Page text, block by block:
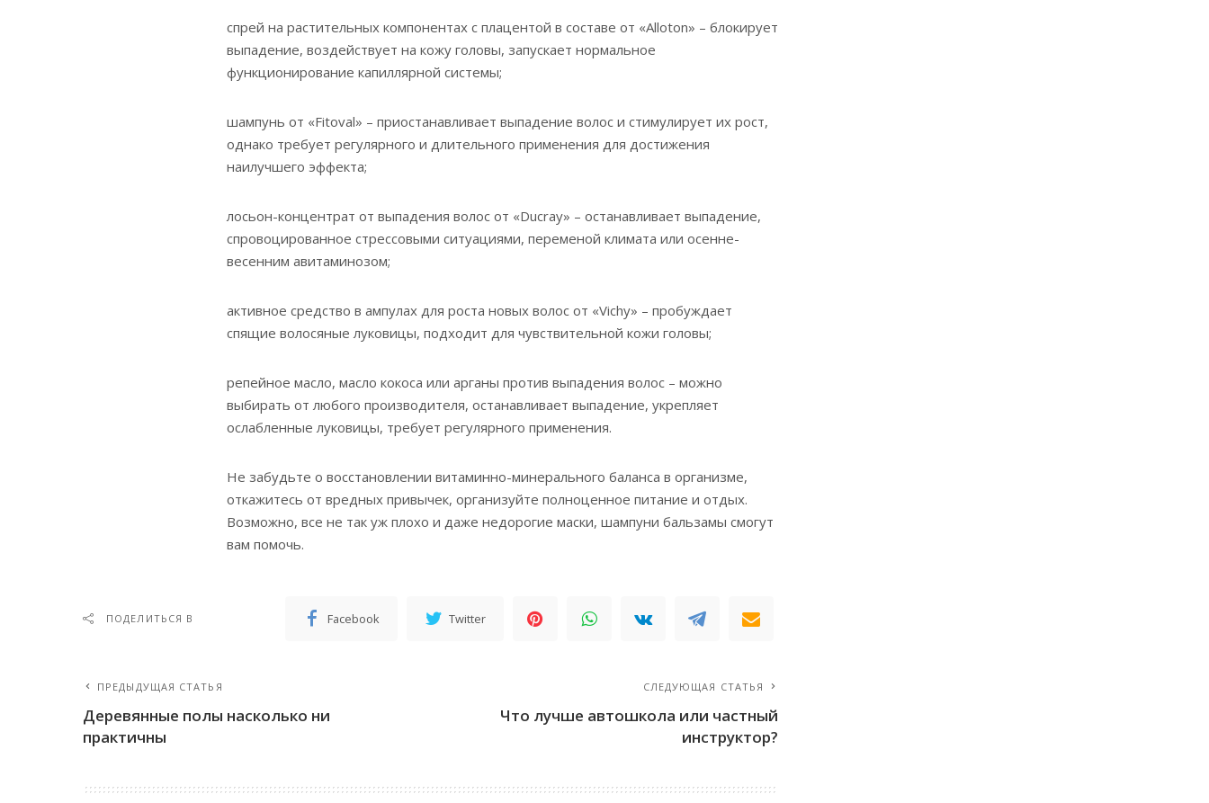
спрей на растительных компонентах с плацентой в составе от «Alloton» – блокирует
выпадение, воздействует на кожу головы, запускает нормальное
функционирование капиллярной системы;
шампунь от «Fitoval» – приостанавливает выпадение волос и стимулирует их рост,
однако требует регулярного и длительного применения для достижения
наилучшего эффекта;
лосьон-концентрат от выпадения волос от «Ducray» – останавливает выпадение,
спровоцированное стрессовыми ситуациями, переменой климата или осенне-
весенним авитаминозом;
активное средство в ампулах для роста новых волос от «Vichy» – пробуждает
спящие волосяные луковицы, подходит для чувствительной кожи головы;
репейное масло, масло кокоса или арганы против выпадения волос – можно
выбирать от любого производителя, останавливает выпадение, укрепляет
ослабленные луковицы, требует регулярного применения.
Не забудьте о восстановлении витаминно-минерального баланса в организме,
откажитесь от вредных привычек, организуйте полноценное питание и отдых.
Возможно, все не так уж плохо и даже недорогие маски, шампуни бальзамы смогут
вам помочь.
ПОДЕЛИТЬСЯ В Facebook Twitter
ПРЕДЫДУЩАЯ СТАТЬЯ
Деревянные полы насколько ни
практичны
СЛЕДУЮЩАЯ СТАТЬЯ
Что лучше автошкола или частный
инструктор?